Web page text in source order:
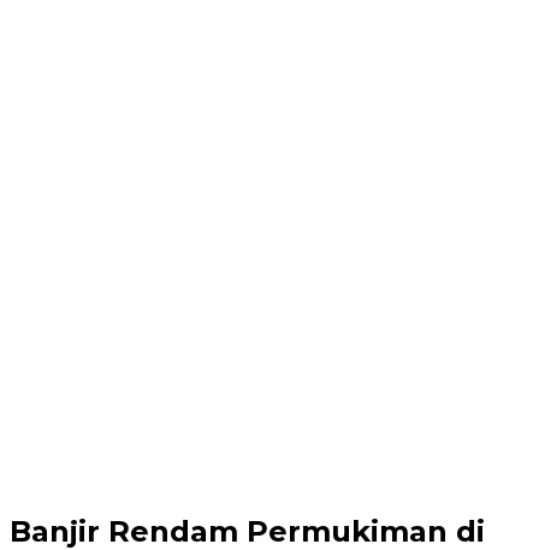
Banjir Rendam Permukiman di